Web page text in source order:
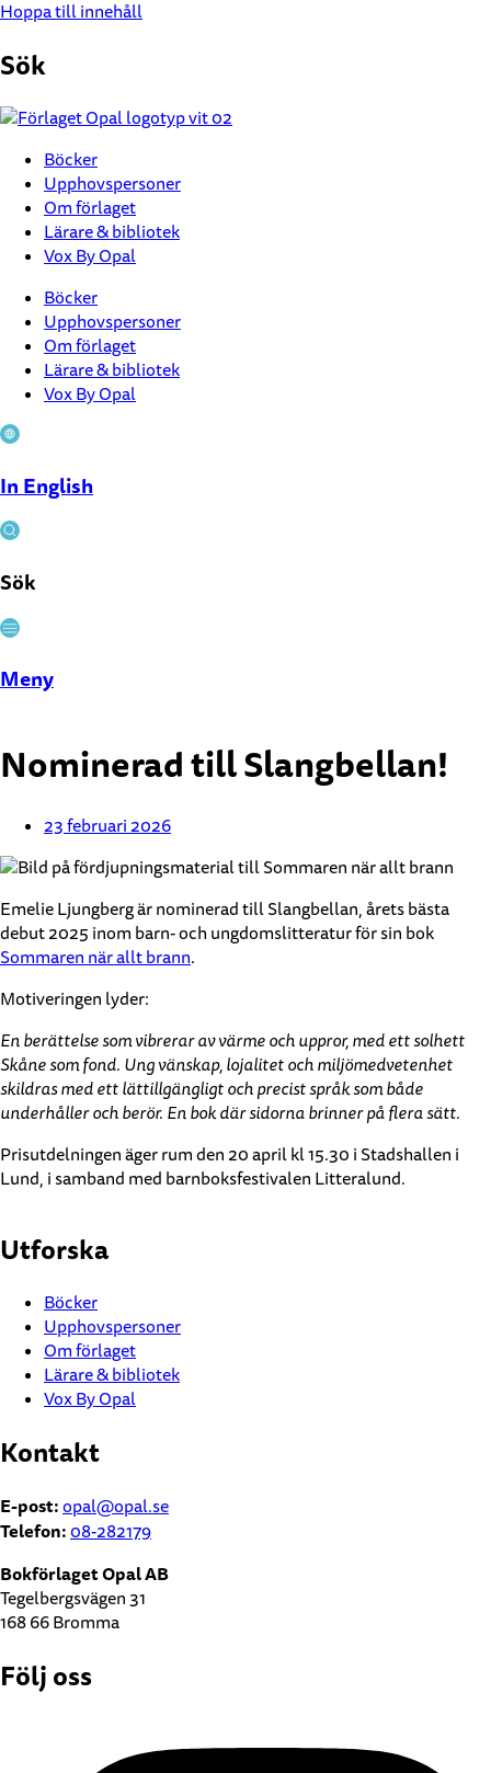
Hoppa till innehåll
Sök
Böcker
Upphovspersoner
Om förlaget
Lärare & bibliotek
Vox By Opal
Böcker
Upphovspersoner
Om förlaget
Lärare & bibliotek
Vox By Opal
In English
Sök
Stäng
Meny
Nominerad till Slangbellan!
23 februari 2026
Emelie Ljungberg är nominerad till Slangbellan, årets bästa
debut 2025 inom barn- och ungdomslitteratur för sin bok
Sommaren när allt brann.
Motiveringen lyder:
En berättelse som vibrerar av värme och uppror, med ett solhett
Skåne som fond. Ung vänskap, lojalitet och miljömedvetenhet
skildras med ett lättillgängligt och precist språk som både
underhåller och berör. En bok där sidorna brinner på flera sätt.
Prisutdelningen äger rum den 20 april kl 15.30 i Stadshallen i
Lund, i samband med barnboksfestivalen Litteralund.
Utforska
Böcker
Upphovspersoner
Om förlaget
Lärare & bibliotek
Vox By Opal
Kontakt
E-post:opal@opal.se
Telefon:08-282179
Bokförlaget Opal AB
Tegelbergsvägen 31
168 66 Bromma
Följ oss